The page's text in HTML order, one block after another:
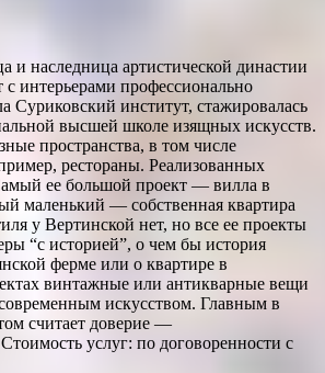
и наследница артистической династии
с интерьерами профессионально
Суриковский институт, стажировалась
высшей школе изящных искусств.
пространства, в том числе
рестораны. Реализованных
ее большой проект — вилла в
маленький — собственная квартира
у Вертинской нет, но все ее проекты
“с историей”, о чем бы история
ферме или о квартире в
винтажные или антикварные вещи
искусством. Главным в
считает доверие —
услуг: по договоренности с